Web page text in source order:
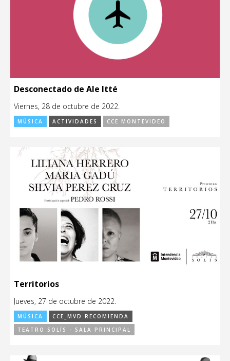
Desconectado de Ale Itté
Viernes, 28 de octubre de 2022.
MÚSICA ACTIVIDADES CCE MONTEVIDEO
Territorios
Jueves, 27 de octubre de 2022.
MÚSICA
CCE_MVD RECOMIENDA
TEATRO SOLÍS - SALA PRINCIPAL